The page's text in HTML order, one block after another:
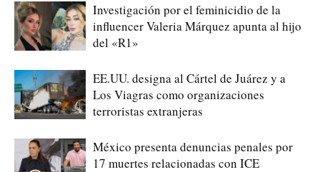
Investigación por el feminicidio de la
influencer Valeria Márquez apunta al hijo
del «R1»
EE.UU. designa al Cártel de Juárez y a
Los Viagras como organizaciones
terroristas extranjeras
México presenta denuncias penales por
17 muertes relacionadas con ICE